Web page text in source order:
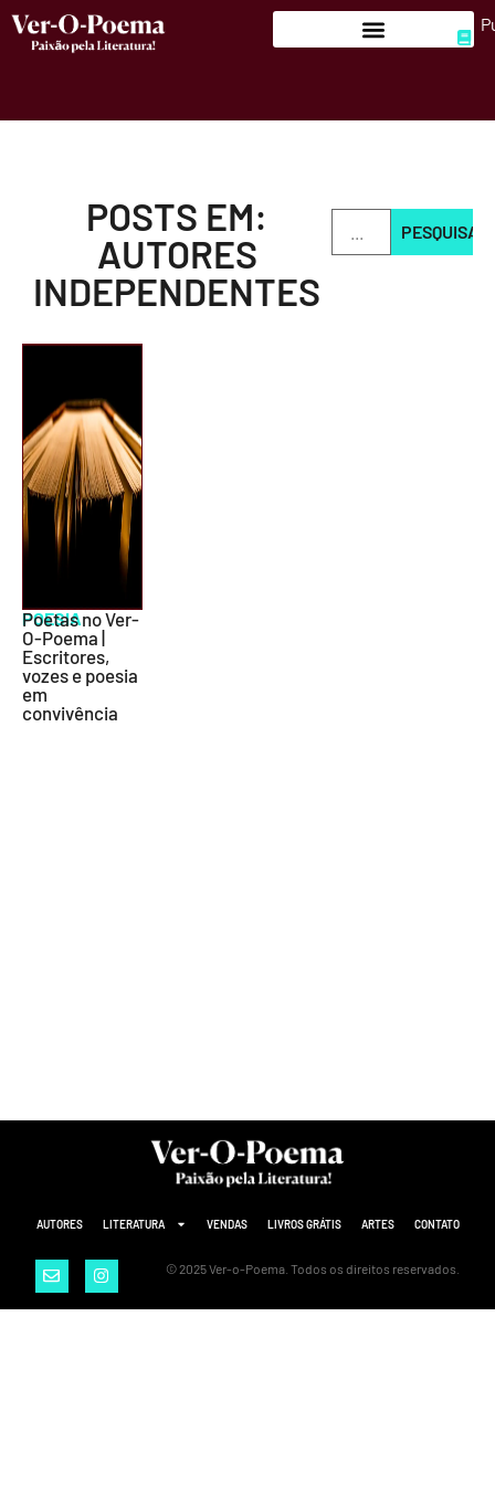
POSTS EM:
AUTORES
INDEPENDENTES
PESQUISAR
POESIA
Poetas no Ver-
O-Poema |
Escritores,
vozes e poesia
em
convivência
AUTORES LITERATURA VENDAS LIVROS GRÁTIS ARTES CONTATO
© 2025 Ver-o-Poema. Todos os direitos reservados.